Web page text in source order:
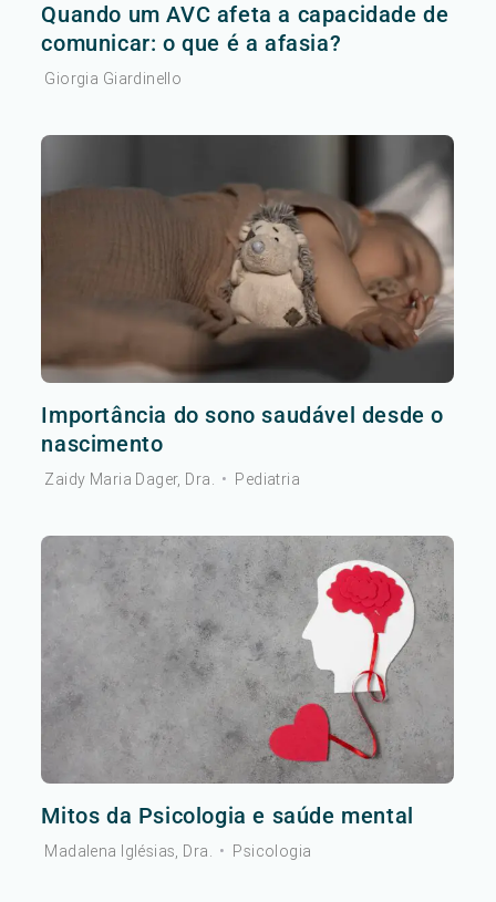
Quando um AVC afeta a capacidade de
comunicar: o que é a afasia?
Giorgia Giardinello
Importância do sono saudável desde o
nascimento
Zaidy Maria Dager, Dra. • Pediatria
Mitos da Psicologia e saúde mental
Madalena Iglésias, Dra. • Psicologia